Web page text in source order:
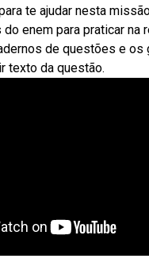
te ajudar nesta
enem para praticar na
de questões e os
texto da questão.